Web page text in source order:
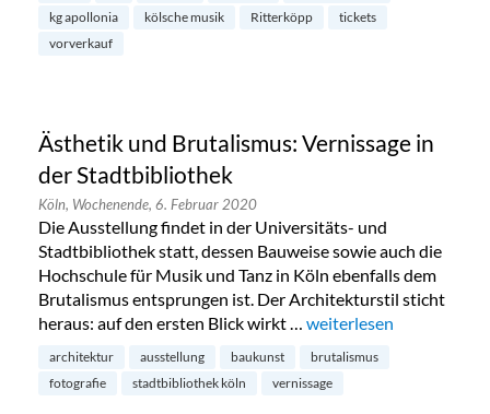
kg apollonia
kölsche musik Ritterköpp
tickets
vorverkauf
Ästhetik und Brutalismus: Vernissage in
der Stadtbibliothek
Köln, Wochenende, 6. Februar 2020
Die Ausstellung findet in der Universitäts- und
Stadtbibliothek statt, dessen Bauweise sowie auch die
Hochschule für Musik und Tanz in Köln ebenfalls dem
Brutalismus entsprungen ist. Der Architekturstil sticht
heraus: auf den ersten Blick wirkt … „Ästhetik und
weiterlesen
architektur ausstellung baukunst
brutalismus
fotografie
stadtbibliothek köln vernissage